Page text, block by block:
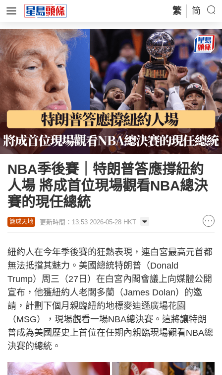
繁 简
NBA季後賽｜特朗普答應撐紐約
人場 將成首位現場觀看NBA總決
賽的現任總統
籃球天地 更新時間：13:53 2026-05-28 HKT
紐約人在今年季後賽的狂熱表現，連白宮最高元首都
無法抵擋其魅力。美國總統特朗普（Donald
Trump）周三（27日）在白宮內閣會議上向媒體公開
宣布，他獲紐約人老闆多蘭（James Dolan）的邀
請，計劃下個月親臨紐約地標麥迪遜廣場花園
（MSG），現場觀看一場NBA總決賽。這將讓特朗
普成為美國歷史上首位在任期內親臨現場觀看NBA總
決賽的總統。